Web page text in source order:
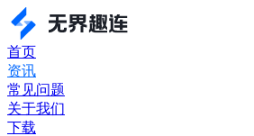
首页
资讯
常见问题
关于我们
下载